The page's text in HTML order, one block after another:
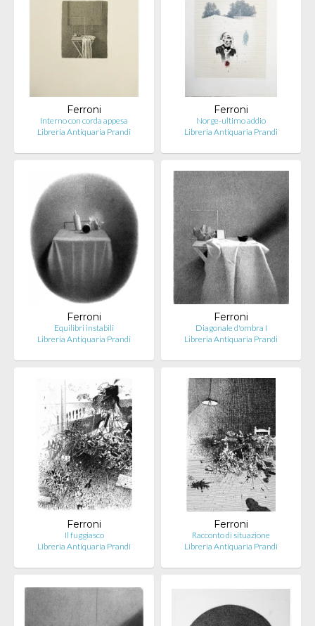
Ferroni
Interno con corda appesa
Libreria Antiquaria Prandi
Ferroni
Norge-ultimo addio
Libreria Antiquaria Prandi
Ferroni
Equilibri instabili
Libreria Antiquaria Prandi
Ferroni
Diagonale d'ombra I
Libreria Antiquaria Prandi
Ferroni
Il fuggiasco
Libreria Antiquaria Prandi
Ferroni
Racconto di situazione
Libreria Antiquaria Prandi